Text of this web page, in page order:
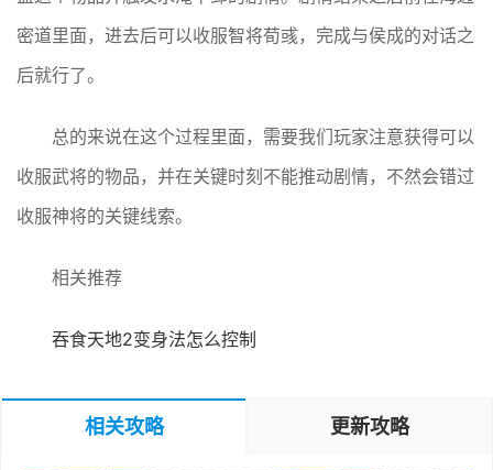
密道里面，进去后可以收服智将荀彧，完成与侯成的对话之
后就行了。
总的来说在这个过程里面，需要我们玩家注意获得可以
收服武将的物品，并在关键时刻不能推动剧情，不然会错过
收服神将的关键线索。
相关推荐
吞食天地2变身法怎么控制
相关攻略 更新攻略